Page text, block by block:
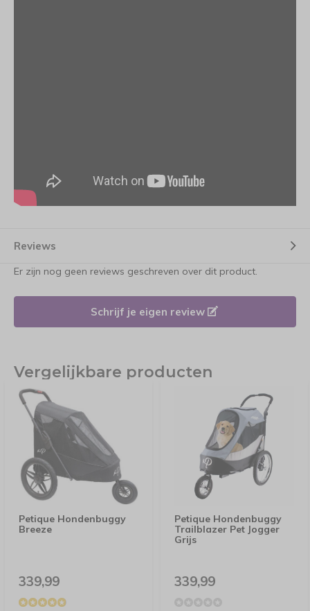
Reviews
Er zijn nog geen reviews geschreven over dit product.
Schrijf je eigen review
Vergelijkbare producten
Petique Hondenbuggy
Breeze
339,99
Petique Hondenbuggy
Trailblazer Pet Jogger
Grijs
339,99